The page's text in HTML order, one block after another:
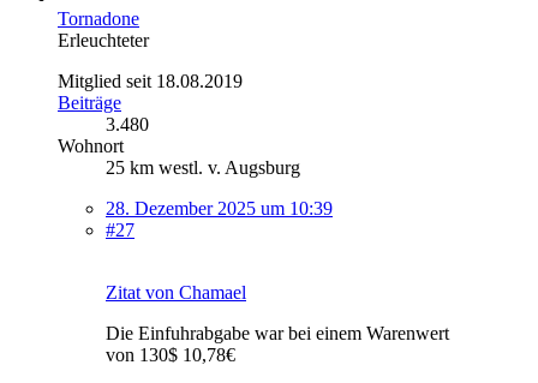
Tornadone
Erleuchteter
Mitglied seit 18.08.2019
Beiträge
3.480
Wohnort
25 km westl. v. Augsburg
28. Dezember 2025 um 10:39
#27
Zitat von Chamael
Die Einfuhrabgabe war bei einem Warenwert
von 130$ 10,78€